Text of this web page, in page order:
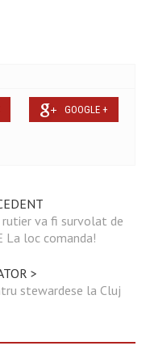
GOOGLE +
va fi survolat de
La loc comanda!
>
stewardese la Cluj